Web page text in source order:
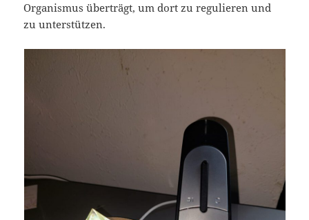
Organismus überträgt, um dort zu regulieren und
zu unterstützen.